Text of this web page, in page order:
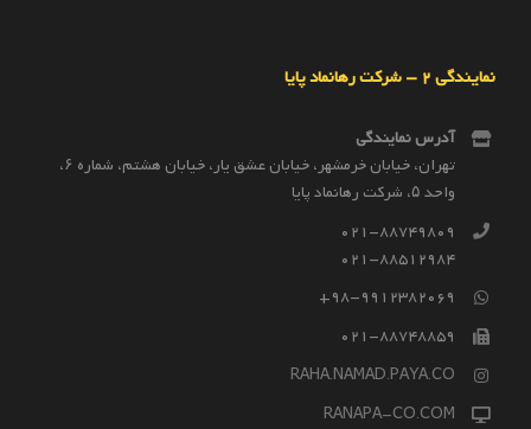
نمایندگی 2 – شرکت رهانماد پایا
آدرس نمایندگی
تهران، خیابان خرمشهر، خیابان عشق یار، خیابان هشتم، شماره ۶،
واحد ۵، شرکت رهانماد پایا
021-88749809
021-88512984
98-9912382069+
021-88748859
RAHA.NAMAD.PAYA.CO
RANAPA-CO.COM